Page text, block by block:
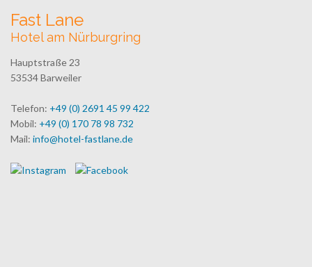
Fast Lane
Hotel am Nürburgring
Hauptstraße 23
53534 Barweiler
Telefon: +49 (0) 2691 45 99 422
Mobil: +49 (0) 170 78 98 732
Mail: info@hotel-fastlane.de